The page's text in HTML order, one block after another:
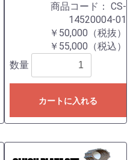
商品コード： CS-
14520004-01
￥50,000（税抜）
￥55,000（税込）
数量
カートに入れる